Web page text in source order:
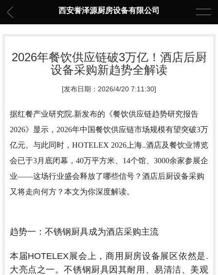
西安誉泽源厨房设备有限公司
2026年餐饮供应链破3万亿！酒店后厨
设备采购新趋势全解读
[发布日期：2026/4/20 7:11:30]
据红餐产业研究院.新发布的《餐饮供应链趋势研究报告
2026》显示，2026年中国餐饮供应链市场规模有望突破3万
亿元。与此同时，HOTELEX 2026上海..酒店及餐饮业博览
会已于3月底闭幕，40万平方米、14个馆、3000余家参展企
业——这场行业盛会释放了哪些信号？酒店后厨设备采购
又将走向何方？本文为你深度解读。
趋势一：不锈钢厨具成为酒店采购主流
本届HOTELEX展会上，商用厨房设备展区依然是.
大亮点之一。不锈钢厨具因其耐用、易清洁、美观